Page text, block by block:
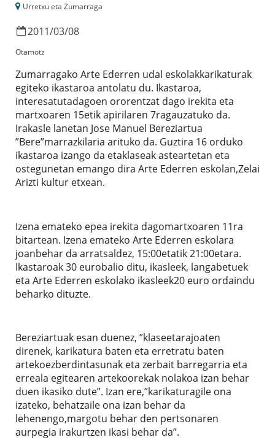
Urretxu eta Zumarraga
2011/03/08
Otamotz
Zumarragako Arte Ederren udal eskolakkarikaturak
egiteko ikastaroa antolatu du. Ikastaroa,
interesatutadagoen ororentzat dago irekita eta
martxoaren 15etik apirilaren 7ragauzatuko da.
Irakasle lanetan Jose Manuel Bereziartua
”Bere”marrazkilaria arituko da. Guztira 16 orduko
ikastaroa izango da etaklaseak asteartetan eta
ostegunetan emango dira Arte Ederren eskolan,Zelai
Arizti kultur etxean.
Izena emateko epea irekita dagomartxoaren 11ra
bitartean. Izena emateko Arte Ederren eskolara
joanbehar da arratsaldez, 15:00etatik 21:00etara.
Ikastaroak 30 eurobalio ditu, ikasleek, langabetuek
eta Arte Ederren eskolako ikasleek20 euro ordaindu
beharko dituzte.
Bereziartuak esan duenez, ”klaseetarajoaten
direnek, karikatura baten eta erretratu baten
artekoezberdintasunak eta zerbait barregarria eta
erreala egitearen artekoorekak nolakoa izan behar
duen ikasiko dute”. Izan ere,”karikaturagile ona
izateko, behatzaile ona izan behar da
lehenengo,margotu behar den pertsonaren
aurpegia irakurtzen ikasi behar da”.